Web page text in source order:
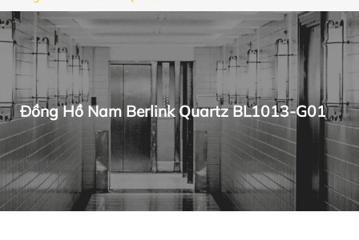
Đồng Hồ Nam Berlink Quartz BL1013-G01